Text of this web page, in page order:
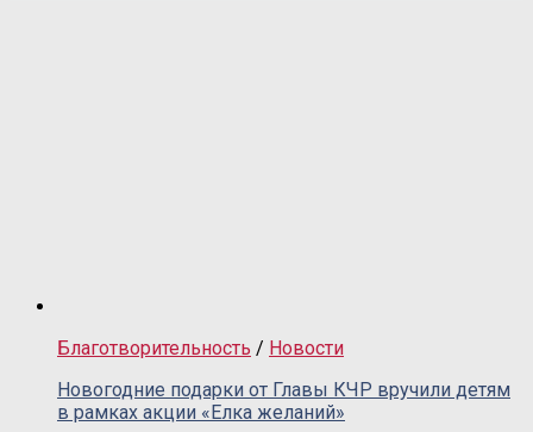
Благотворительность / Новости
Новогодние подарки от Главы КЧР вручили детям
в рамках акции «Елка желаний»